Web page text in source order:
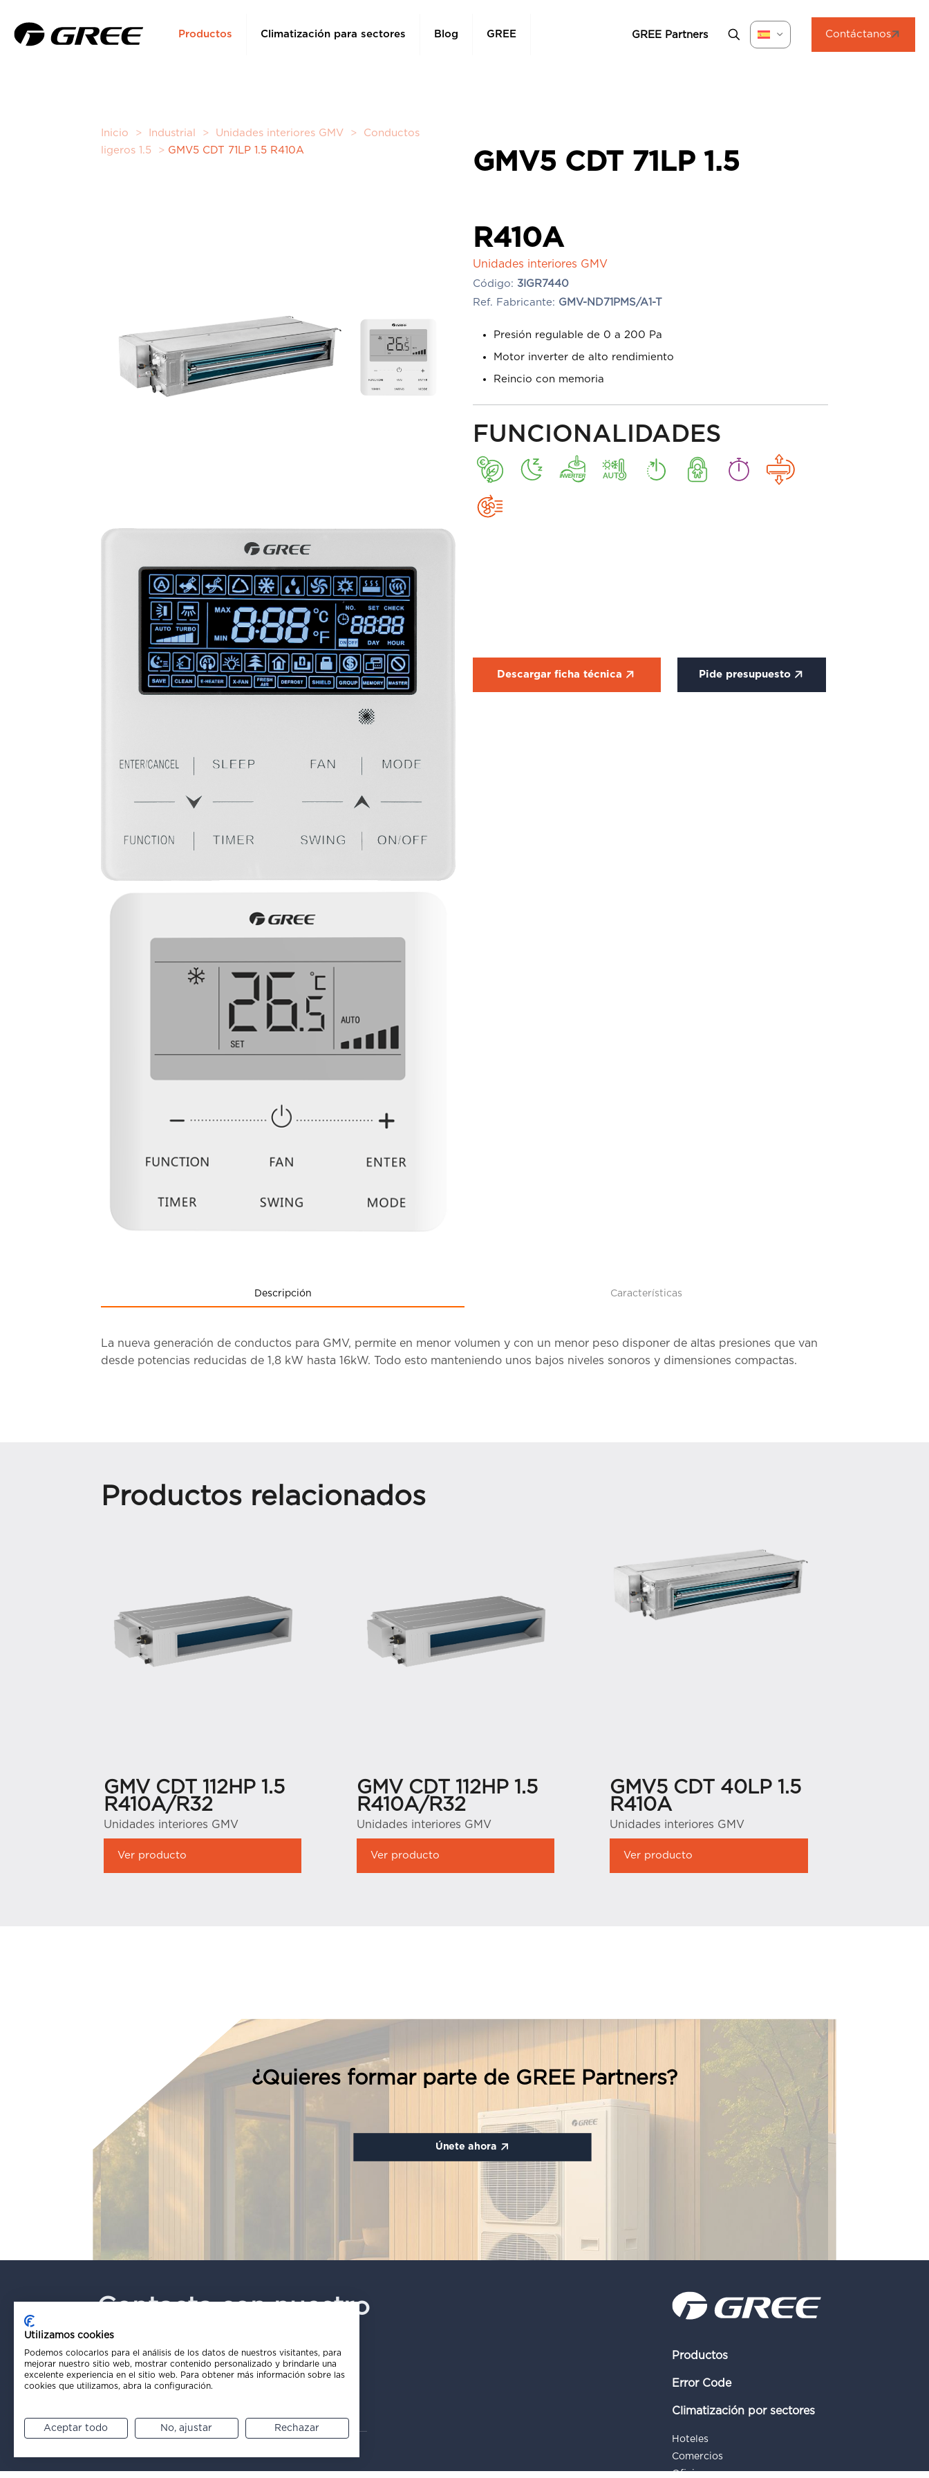
Productos Climatización para sectores Blog GREE GREE Partners Contáctanos
Inicio > Industrial > Unidades interiores GMV >
Conductos
ligeros 1.5
> GMV5 CDT 71LP 1.5 R410A GMV5 CDT 71LP 1.5
R410A
Unidades interiores GMV
Código: 3IGR7440
Ref. Fabricante: GMV-ND71PMS/A1-T
Presión regulable de 0 a 200 Pa
Motor inverter de alto rendimiento
Reincio con memoria
FUNCIONALIDADES
Descargar ficha técnica Pide presupuesto
Descripción Características
La nueva generación de conductos para GMV, permite en menor volumen y con un menor peso disponer de altas presiones que van
desde potencias reducidas de 1,8 kW hasta 16kW. Todo esto manteniendo unos bajos niveles sonoros y dimensiones compactas.
Productos relacionados
GMV CDT 112HP 1.5
R410A/R32
Unidades interiores GMV
Ver producto
GMV CDT 112HP 1.5
R410A/R32
Unidades interiores GMV
Ver producto
GMV5 CDT 40LP 1.5
R410A
Unidades interiores GMV
Ver producto
Únete ahora
¿Quieres formar parte de GREE Partners?
Contacta con nuestro
equipo ahora
Productos
Error Code
Climatización por sectores
Hoteles
Comercios
Oficinas
Utilizamos cookies
Podemos colocarlos para el análisis de los datos de nuestros visitantes, para
mejorar nuestro sitio web, mostrar contenido personalizado y brindarle una
excelente experiencia en el sitio web. Para obtener más información sobre las
cookies que utilizamos, abra la configuración.
Aceptar todo No, ajustar Rechazar